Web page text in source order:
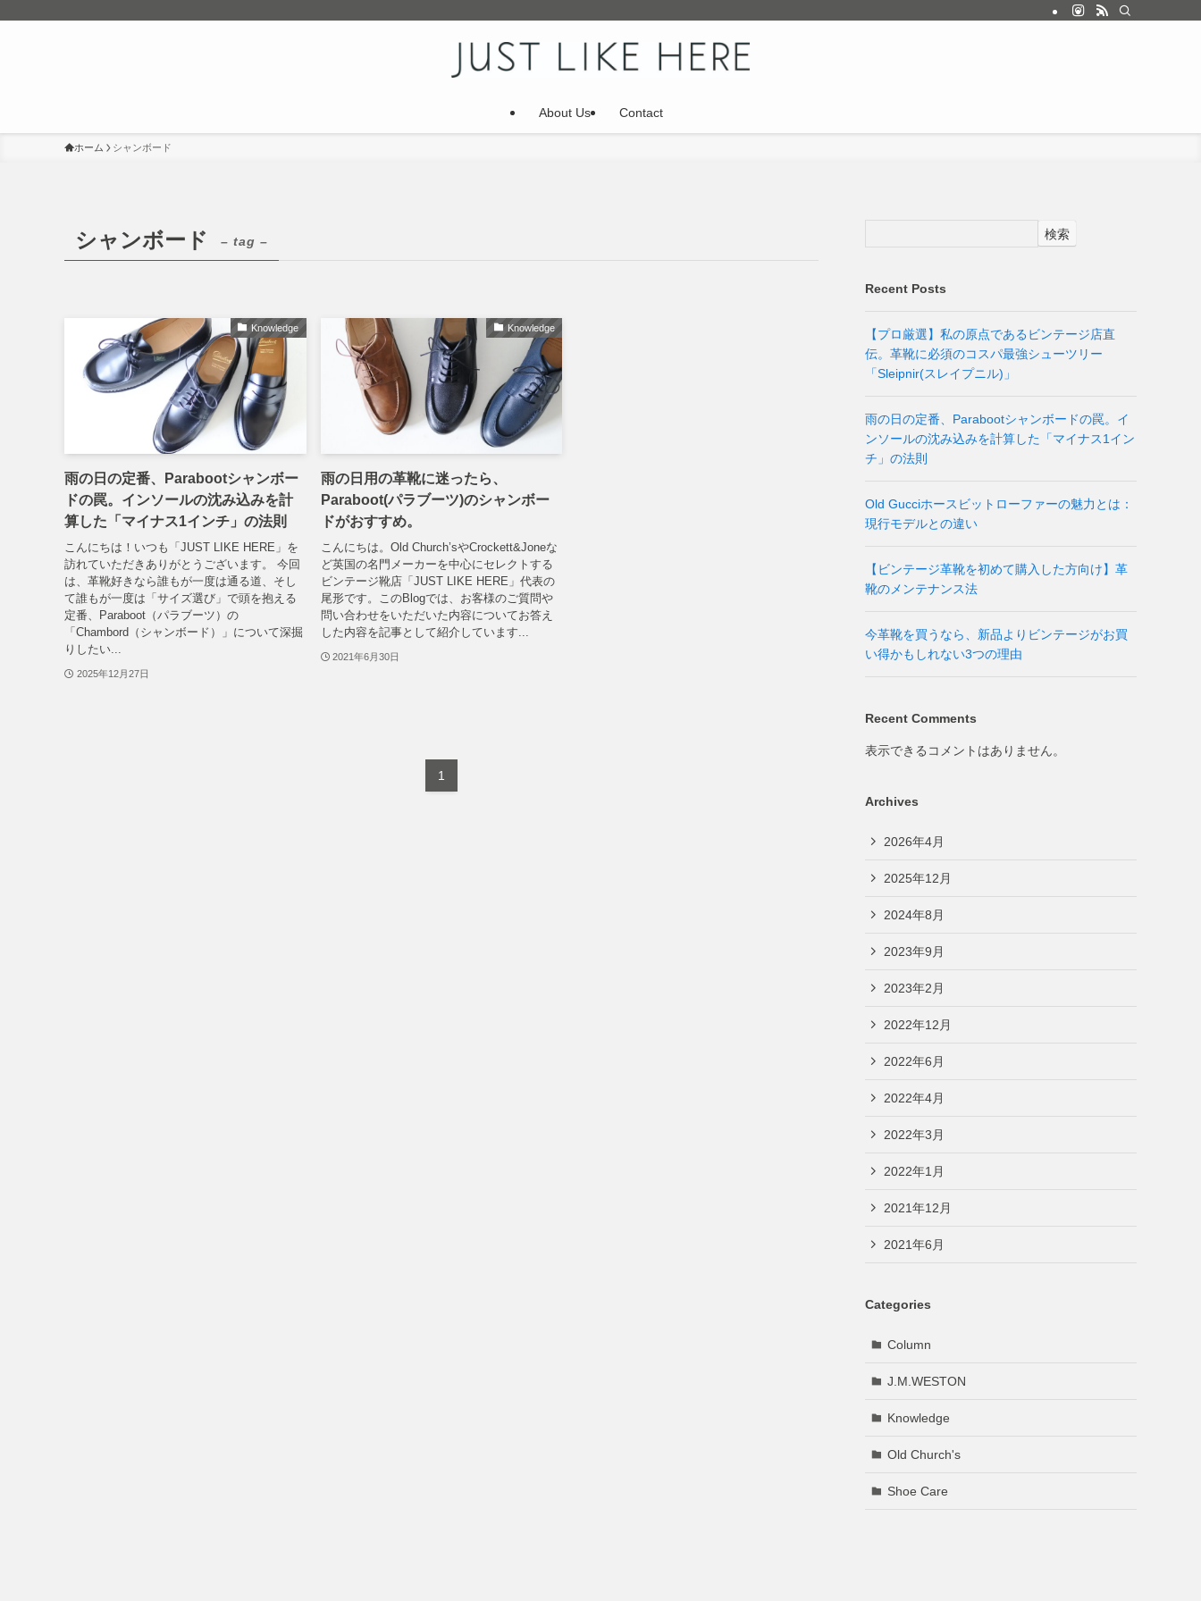
About Us Contact
ホーム シャンボード
シャンボード – tag –
Knowledge
雨の日の定番、Parabootシャンボー
ドの罠。インソールの沈み込みを計
算した「マイナス1インチ」の法則
こんにちは！いつも「JUST LIKE HERE」を
訪れていただきありがとうございます。 今回
は、革靴好きなら誰もが一度は通る道、そし
て誰もが一度は「サイズ選び」で頭を抱える
定番、Paraboot（パラブーツ）の
「Chambord（シャンボード）」について深掘
りしたい...
2025年12月27日
Knowledge
雨の日用の革靴に迷ったら、
Paraboot(パラブーツ)のシャンボー
ドがおすすめ。
こんにちは。Old Church’sやCrockett&Joneな
ど英国の名門メーカーを中心にセレクトする
ビンテージ靴店「JUST LIKE HERE」代表の
尾形です。このBlogでは、お客様のご質問や
問い合わせをいただいた内容についてお答え
した内容を記事として紹介しています...
2021年6月30日
1
検索
Recent Posts
【プロ厳選】私の原点であるビンテージ店直
伝。革靴に必須のコスパ最強シューツリー
「Sleipnir(スレイプニル)」
雨の日の定番、Parabootシャンボードの罠。イ
ンソールの沈み込みを計算した「マイナス1イン
チ」の法則
Old Gucciホースビットローファーの魅力とは：
現行モデルとの違い
【ビンテージ革靴を初めて購入した方向け】革
靴のメンテナンス法
今革靴を買うなら、新品よりビンテージがお買
い得かもしれない3つの理由
Recent Comments
表示できるコメントはありません。
Archives
2026年4月
2025年12月
2024年8月
2023年9月
2023年2月
2022年12月
2022年6月
2022年4月
2022年3月
2022年1月
2021年12月
2021年6月
Categories
Column
J.M.WESTON
Knowledge
Old Church's
Shoe Care